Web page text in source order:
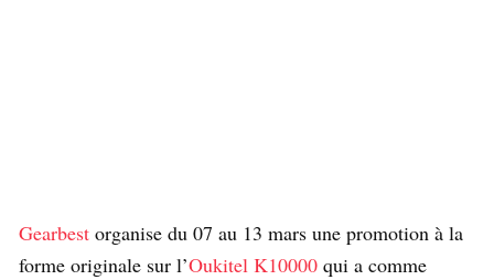
Gearbest organise du 07 au 13 mars une promotion à la
forme originale sur l’Oukitel K10000 qui a comme